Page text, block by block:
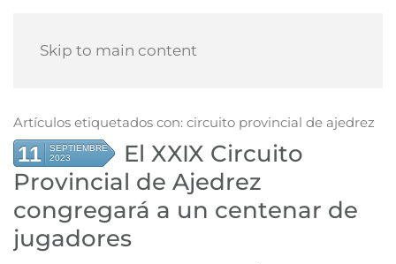
Skip to main content
Artículos etiquetados con: circuito provincial de ajedrez
11
SEPTIEMBRE
2023
El XXIX Circuito
Provincial de Ajedrez
congregará a un centenar de
jugadores